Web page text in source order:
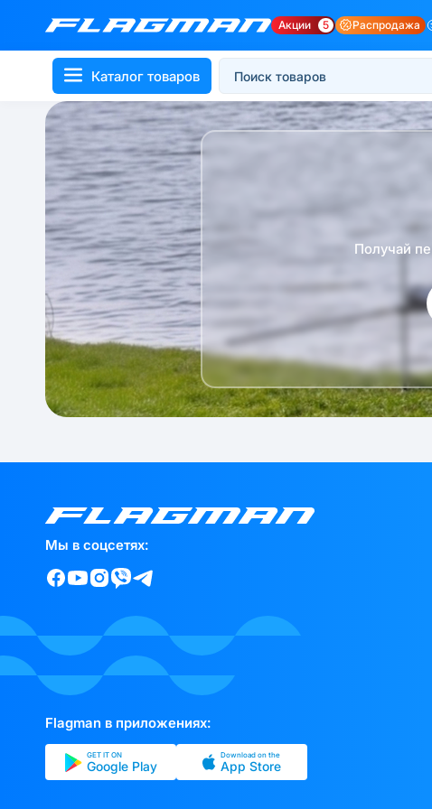
Акции 5 Распродажа
Каталог товаров
Получай
Мы в соцсетях:
Flagman в приложениях:
GET IT ON
Google Play
Download on the
App Store